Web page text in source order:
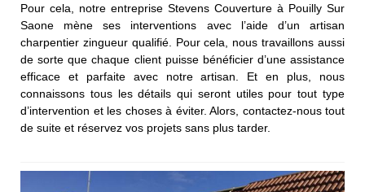
Pour cela, notre entreprise Stevens Couverture à Pouilly Sur
Saone mène ses interventions avec l’aide d’un artisan
charpentier zingueur qualifié. Pour cela, nous travaillons aussi
de sorte que chaque client puisse bénéficier d’une assistance
efficace et parfaite avec notre artisan. Et en plus, nous
connaissons tous les détails qui seront utiles pour tout type
d’intervention et les choses à éviter. Alors, contactez-nous tout
de suite et réservez vos projets sans plus tarder.